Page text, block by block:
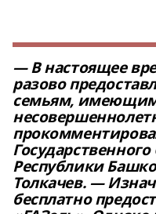
— В настоящее
разово
семьям, имеющим
Республики
Толкачев. —
бесплатно